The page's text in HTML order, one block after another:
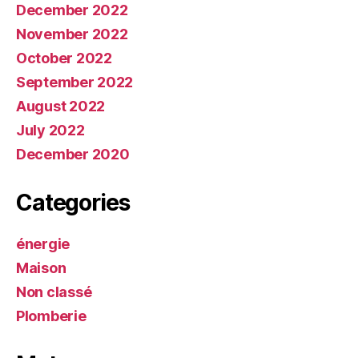
December 2022
November 2022
October 2022
September 2022
August 2022
July 2022
December 2020
Categories
énergie
Maison
Non classé
Plomberie